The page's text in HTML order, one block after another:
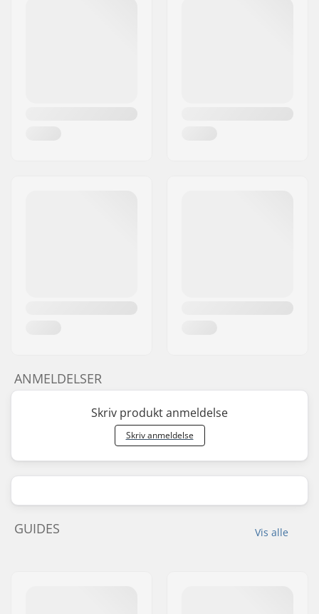
ANMELDELSER
Skriv produkt anmeldelse
Skriv anmeldelse
Vis alle
GUIDES